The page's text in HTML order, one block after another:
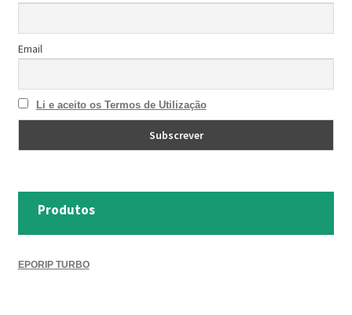
Email
Li e aceito os Termos de Utilização
Produtos
EPORIP TURBO